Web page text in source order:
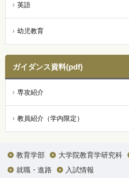
英語
幼児教育
ガイダンス資料(pdf)
専攻紹介
教員紹介（学内限定）
教育学部 大学院教育学研究科
就職・進路
入試情報